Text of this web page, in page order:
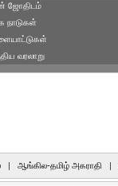
ஜோ‌திட‌ம்
நாடுகள்
வரலாறு
| ஆங்கில-தமிழ் அகராதி |